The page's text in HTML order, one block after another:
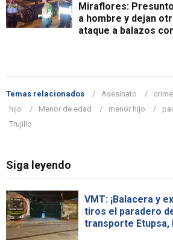
Miraflores:
a hombre y dejan
ataque a balazos
Temas relacionados Asesinato
hijo
Menor de edad menor hijo
Trujillo
Siga leyendo
VMT: ¡Balacera y
tiros el paradero
transporte Etupsa,